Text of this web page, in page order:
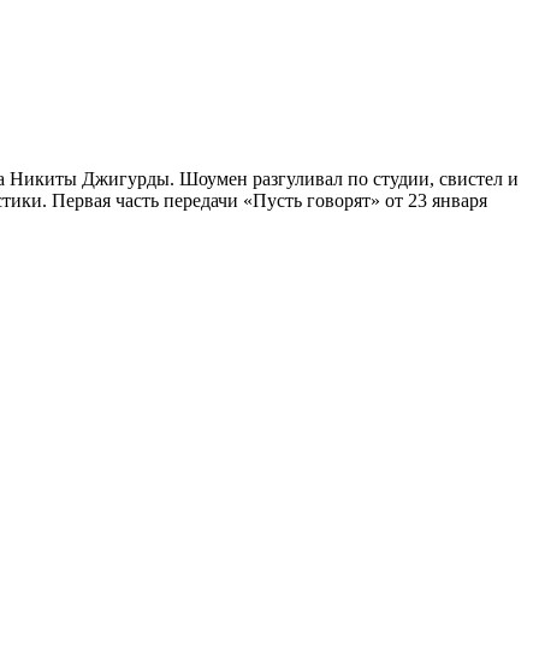
Никиты Джигурды. Шоумен разгуливал по студии, свистел и
Первая часть передачи «Пусть говорят» от 23 января